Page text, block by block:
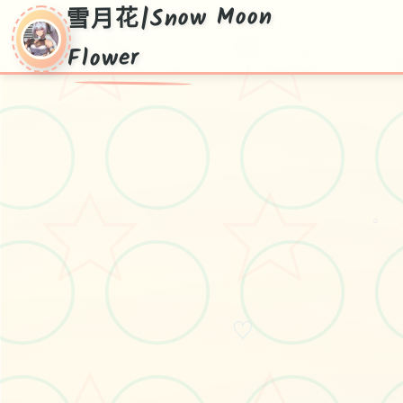
雪月花|Snow Moon
Flower
♡